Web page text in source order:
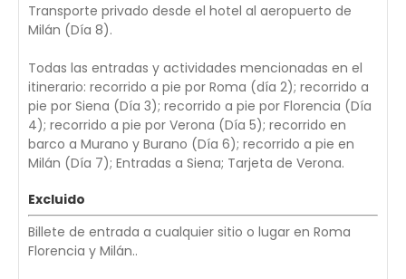
Transporte privado desde el hotel al aeropuerto de
Milán (Día 8).
Todas las entradas y actividades mencionadas en el
itinerario: recorrido a pie por Roma (día 2); recorrido a
pie por Siena (Día 3); recorrido a pie por Florencia (Día
4); recorrido a pie por Verona (Día 5); recorrido en
barco a Murano y Burano (Día 6); recorrido a pie en
Milán (Día 7); Entradas a Siena; Tarjeta de Verona.
Excluido
Billete de entrada a cualquier sitio o lugar en Roma
Florencia y Milán..